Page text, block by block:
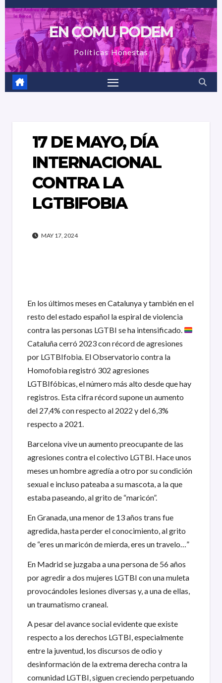
Saltar
contenido
EN COMU PODEM
Políticas Honestas
17 DE MAYO, DÍA
INTERNACIONAL
CONTRA LA
LGTBIFOBIA
MAY 17, 2024
En los últimos meses en Catalunya y también en el
resto del estado español la espiral de violencia
contra las personas LGTBI se ha intensificado.
Cataluña cerró 2023 con récord de agresiones
por LGTBIfobia. El Observatorio contra la
Homofobia registró 302 agresiones
LGTBIfóbicas, el número más alto desde que hay
registros. Esta cifra récord supone un aumento
del 27,4% con respecto al 2022 y del 6,3%
respecto a 2021.
Barcelona vive un aumento preocupante de las
agresiones contra el colectivo LGTBI. Hace unos
meses un hombre agredía a otro por su condición
sexual e incluso pateaba a su mascota, a la que
estaba paseando, al grito de “maricón”.
En Granada, una menor de 13 años trans fue
agredida, hasta perder el conocimiento, al grito
de “eres un maricón de mierda, eres un travelo…”
En Madrid se juzgaba a una persona de 56 años
por agredir a dos mujeres LGTBI con una muleta
provocándoles lesiones diversas y, a una de ellas,
un traumatismo craneal.
A pesar del avance social evidente que existe
respecto a los derechos LGTBI, especialmente
entre la juventud, los discursos de odio y
desinformación de la extrema derecha contra la
comunidad LGTBI, siguen creciendo perpetuando